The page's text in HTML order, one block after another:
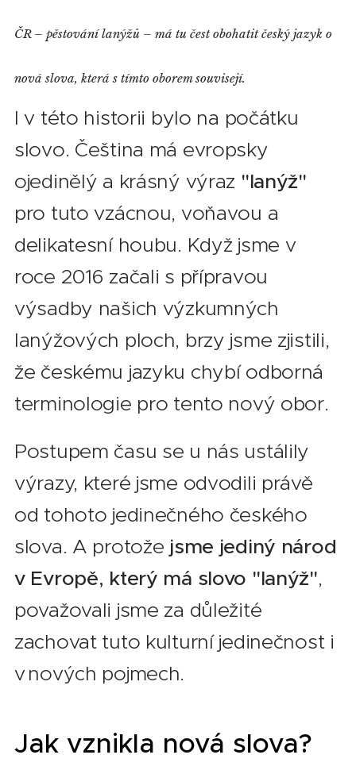
ČR – pěstování lanýžů – má tu čest obohatit český jazyk o
nová slova, která s tímto oborem souvisejí.
I v této historii bylo na počátku
slovo. Čeština má evropsky
ojedinělý a krásný výraz "lanýž"
pro tuto vzácnou, voňavou a
delikatesní houbu. Když jsme v
roce 2016 začali s přípravou
výsadby našich výzkumných
lanýžových ploch, brzy jsme zjistili,
že českému jazyku chybí odborná
terminologie pro tento nový obor.
Postupem času se u nás ustálily
výrazy, které jsme odvodili právě
od tohoto jedinečného českého
slova. A protože jsme jediný národ
v Evropě, který má slovo "lanýž",
považovali jsme za důležité
zachovat tuto kulturní jedinečnost i
v nových pojmech.
Jak vznikla nová slova?